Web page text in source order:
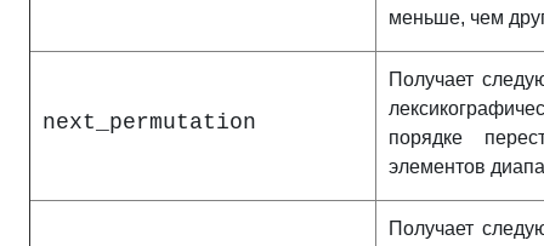
меньше, чем
next_permutation
Получает
порядке
элементов
Получает